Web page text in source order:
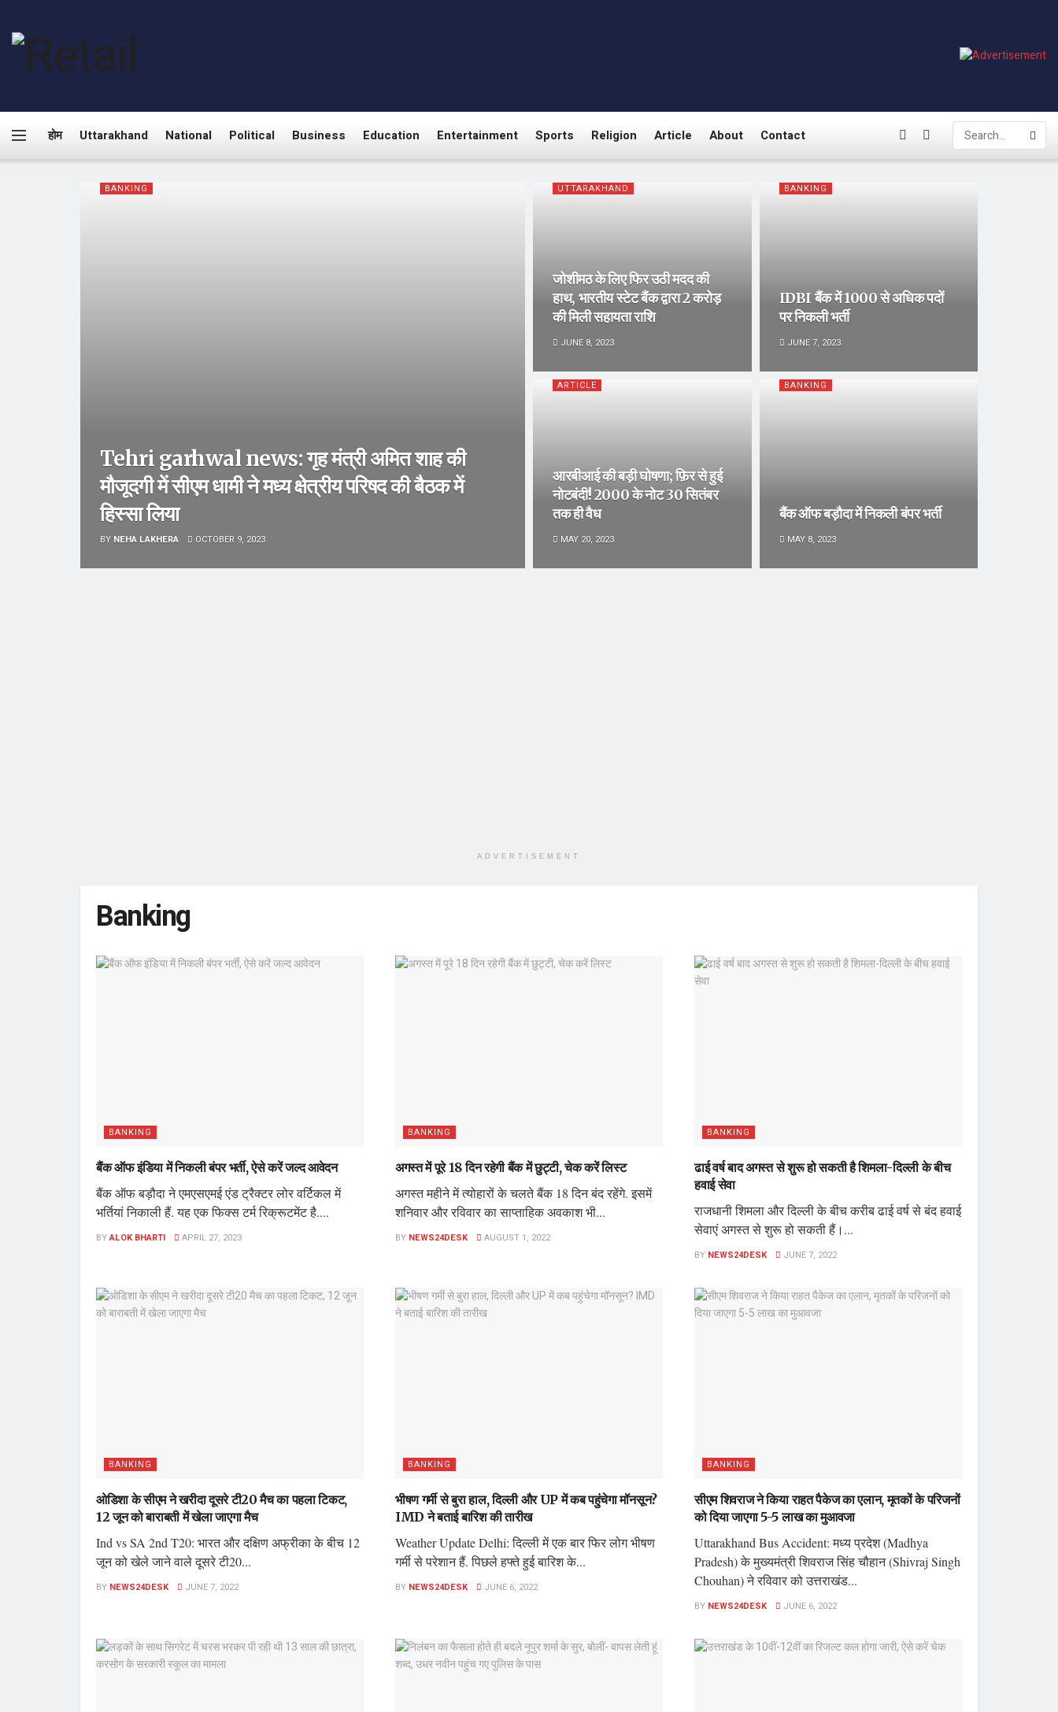
होम Uttarakhand National Political Business Education Entertainment Sports Religion Article About Contact
BANKING
Tehri garhwal news: गृह मंत्री अमित शाह की
मौजूदगी में सीएम धामी ने मध्य क्षेत्रीय परिषद की बैठक में
हिस्सा लिया
BY NEHA LAKHERA OCTOBER 9, 2023
UTTARAKHAND
जोशीमठ के लिए फिर उठी मदद की
हाथ, भारतीय स्टेट बैंक द्वारा 2 करोड़
की मिली सहायता राशि
JUNE 8, 2023
BANKING
IDBI बैंक में 1000 से अधिक पदों
पर निकली भर्ती
JUNE 7, 2023
ARTICLE
आरबीआई की बड़ी घोषणा; फ़िर से हुई
नोटबंदी! 2000 के नोट 30 सितंबर
तक ही वैध
MAY 20, 2023
BANKING
बैंक ऑफ बड़ौदा में निकली बंपर भर्ती
MAY 8, 2023
ADVERTISEMENT
Banking
BANKING
बैंक ऑफ इंडिया में निकली बंपर भर्ती, ऐसे करें जल्द आवेदन
बैंक ऑफ बड़ौदा ने एमएसएमई एंड ट्रैक्टर लोर वर्टिकल में
भर्तियां निकाली हैं. यह एक फिक्स टर्म रिक्रूटमेंट है....
BYALOK BHARTI APRIL 27, 2023
BANKING
अगस्त में पूरे 18 दिन रहेगी बैंक में छुट्टी, चेक करें लिस्ट
अगस्त महीने में त्योहारों के चलते बैंक 18 दिन बंद रहेंगे. इसमें
शनिवार और रविवार का साप्ताहिक अवकाश भी...
BY NEWS24DESK AUGUST 1, 2022
BANKING
ढाई वर्ष बाद अगस्त से शुरू हो सकती है शिमला-दिल्ली के बीच
हवाई सेवा
राजधानी शिमला और दिल्ली के बीच करीब ढाई वर्ष से बंद हवाई
सेवाएं अगस्त से शुरू हो सकती हैं।...
BY NEWS24DESK JUNE 7, 2022
BANKING
ओडिशा के सीएम ने खरीदा दूसरे टी20 मैच का पहला टिकट,
12 जून को बाराबती में खेला जाएगा मैच
Ind vs SA 2nd T20: भारत और दक्षिण अफ्रीका के बीच 12
जून को खेले जाने वाले दूसरे टी20...
BY NEWS24DESK JUNE 7, 2022
BANKING
भीषण गर्मी से बुरा हाल, दिल्ली और UP में कब पहुंचेगा मॉनसून?
IMD ने बताई बारिश की तारीख
Weather Update Delhi: दिल्ली में एक बार फिर लोग भीषण
गर्मी से परेशान हैं. पिछले हफ्ते हुई बारिश के...
BY NEWS24DESK JUNE 6, 2022
BANKING
सीएम शिवराज ने किया राहत पैकेज का एलान, मृतकों के परिजनों
को दिया जाएगा 5-5 लाख का मुआवजा
Uttarakhand Bus Accident: मध्य प्रदेश (Madhya
Pradesh) के मुख्यमंत्री शिवराज सिंह चौहान (Shivraj Singh
Chouhan) ने रविवार को उत्तराखंड...
BY NEWS24DESK JUNE 6, 2022